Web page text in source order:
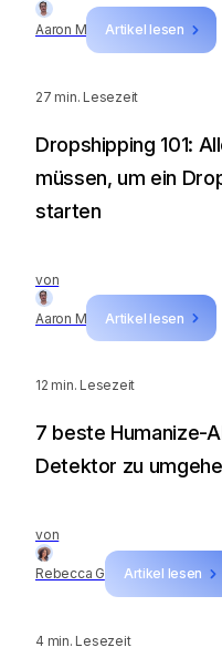
Aaron M Artikel lesen
27 min. Lesezeit
von
Aaron M Artikel lesen
Dropshipping 101:
müssen, um ein
starten
12 min. Lesezeit
von
Rebecca G Artikel lesen
7 beste Humanize-
Detektor zu
4 min. Lesezeit